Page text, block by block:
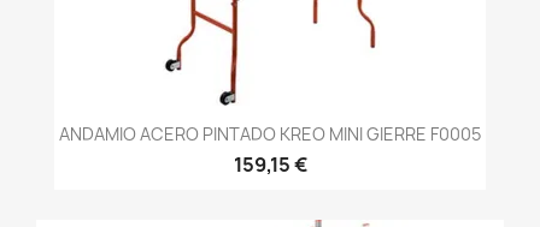
ANDAMIO ACERO PINTADO KREO MINI GIERRE F0005
159,15 €